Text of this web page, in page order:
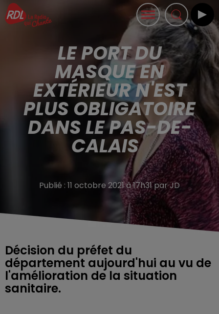
LE PORT DU
MASQUE EN
EXTÉRIEUR N'EST
PLUS OBLIGATOIRE
DANS LE PAS-DE-
CALAIS
Publié : 11 octobre 2021 à 17h31 par JD
Décision du préfet du
département aujourd'hui au vu de
l'amélioration de la situation
sanitaire.